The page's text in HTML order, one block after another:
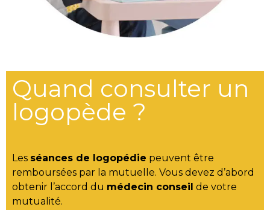
Quand consulter un
logopède ?
Les séances de logopédie peuvent être
remboursées par la mutuelle. Vous devez d’abord
obtenir l’accord du médecin conseil de votre
mutualité.